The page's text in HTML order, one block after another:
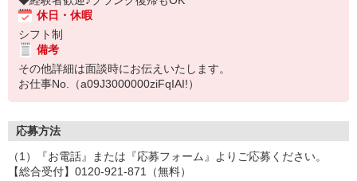
休日・休暇
シフト制
備考
その他詳細は面談時にお伝えいたします。
お仕事No.（a09J3000000ziFqIAI!）
応募方法
（1）『お電話』または『応募フォーム』よりご応募ください。
【総合受付】0120-921-871（無料）